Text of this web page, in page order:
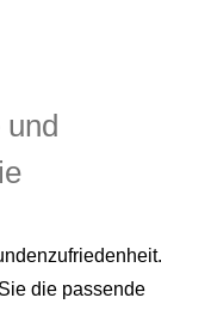
die passende